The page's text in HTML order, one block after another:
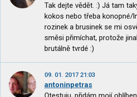
Tak dejte vědět. :) Já tam
kokos nebo třeba konopné/
rozinek a brusinek se mi
směsi přimíchat, protože
brutálně tvrdé :)
09. 01. 2017 21:03
antoninpetras